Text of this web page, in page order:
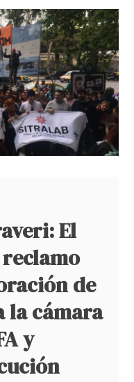
El
de
la cámara
y